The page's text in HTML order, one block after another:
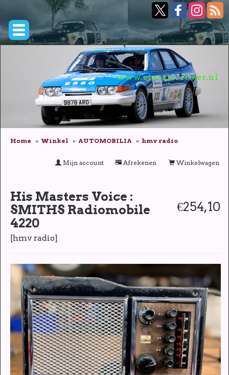
www.classic-rover.nl
Home Winkel AUTOMOBILIA hmv radio
Winkelwagen
Afrekenen
Mijn account
€254,10
His Masters Voice :
SMITHS Radiomobile
4220
[hmv radio]